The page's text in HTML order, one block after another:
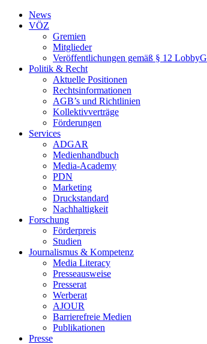
News
VÖZ
Gremien
Mitglieder
Veröffentlichungen gemäß § 12 LobbyG
Politik & Recht
Aktuelle Positionen
Rechtsinformationen
AGB’s und Richtlinien
Kollektivverträge
Förderungen
Services
ADGAR
Medienhandbuch
Media-Academy
PDN
Marketing
Druckstandard
Nachhaltigkeit
Forschung
Förderpreis
Studien
Journalismus & Kompetenz
Media Literacy
Presseausweise
Presserat
Werberat
AJOUR
Barrierefreie Medien
Publikationen
Presse